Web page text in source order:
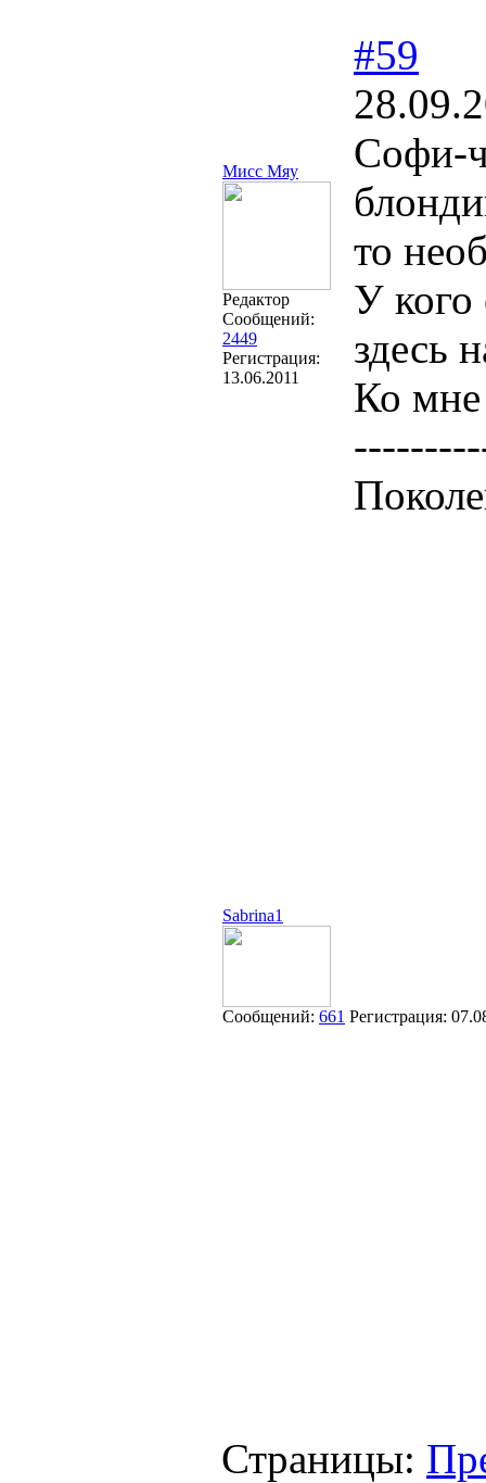
Мисс Мяу
Редактор
Сообщений:
2449
Регистрация:
13.06.2011
#59
Софи-
то
У кого
здесь
Ко
Sabrina1
Сообщений: 661 Регистрация:
Страницы: